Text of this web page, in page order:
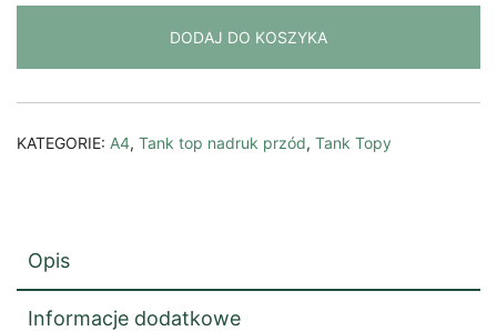
musi
mieć
parę
DODAJ DO KOSZYKA
KATEGORIE: A4, Tank top nadruk przód, Tank Topy
Opis
Informacje dodatkowe